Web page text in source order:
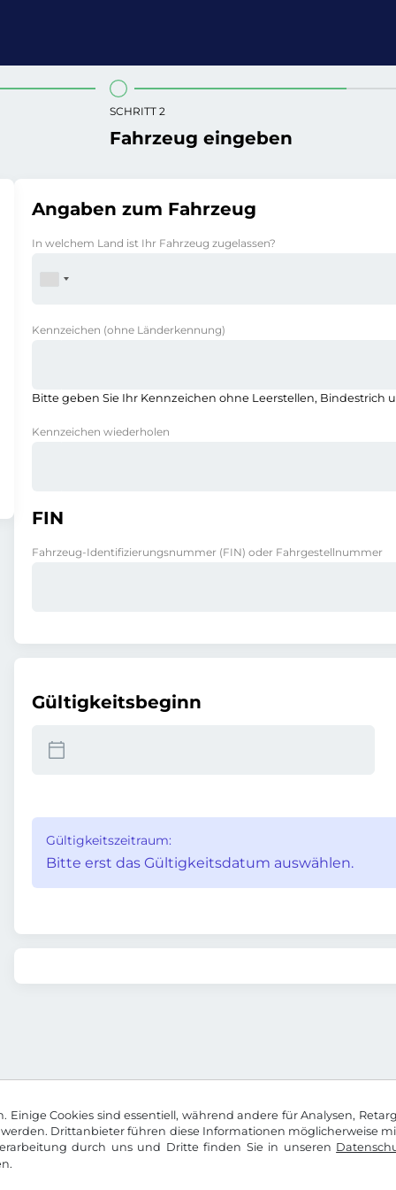
Einige Cookies sind essentiell, während andere für Analysen,
Drittanbieter führen diese Informationen möglicherweise
durch uns und Dritte finden Sie in unseren
SCHRITT 2
Fahrzeug eingeben
Angaben zum Fahrzeug
In welchem Land ist Ihr Fahrzeug zugelassen?
Kennzeichen (ohne Länderkennung)
Bitte geben Sie Ihr Kennzeichen ohne Leerstellen, Bindestrich
Kennzeichen wiederholen
FIN
Fahrzeug-Identifizierungsnummer (FIN) oder Fahrgestellnummer
Gültigkeitsbeginn
Gültigkeitszeitraum:
Bitte erst das Gültigkeitsdatum auswählen.